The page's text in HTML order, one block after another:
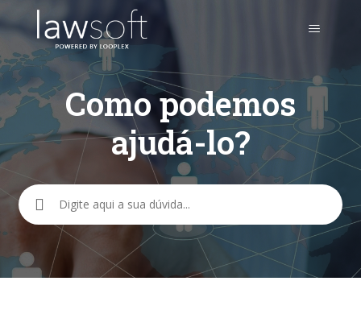
Como podemos
ajudá-lo?
Pesquisa